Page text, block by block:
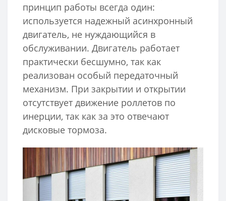
принцип работы всегда один:
используется надежный асинхронный
двигатель, не нуждающийся в
обслуживании. Двигатель работает
практически бесшумно, так как
реализован особый передаточный
механизм. При закрытии и открытии
отсутствует движение роллетов по
инерции, так как за это отвечают
дисковые тормоза.